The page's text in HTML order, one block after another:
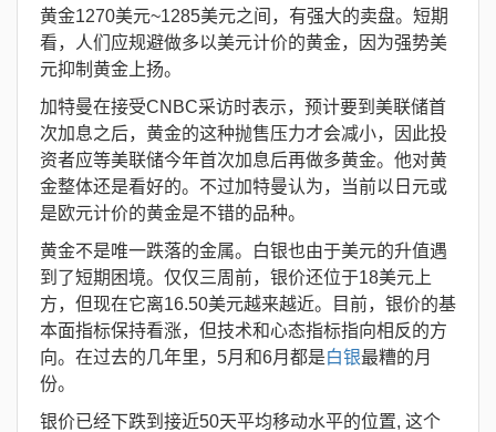
黄金1270美元~1285美元之间，有强大的卖盘。短期
看，人们应规避做多以美元计价的黄金，因为强势美
元抑制黄金上扬。
加特曼在接受CNBC采访时表示，预计要到美联储首
次加息之后，黄金的这种抛售压力才会减小，因此投
资者应等美联储今年首次加息后再做多黄金。他对黄
金整体还是看好的。不过加特曼认为，当前以日元或
是欧元计价的黄金是不错的品种。
黄金不是唯一跌落的金属。白银也由于美元的升值遇
到了短期困境。仅仅三周前，银价还位于18美元上
方，但现在它离16.50美元越来越近。目前，银价的基
本面指标保持看涨，但技术和心态指标指向相反的方
向。在过去的几年里，5月和6月都是白银最糟的月
份。
银价已经下跌到接近50天平均移动水平的位置, 这个